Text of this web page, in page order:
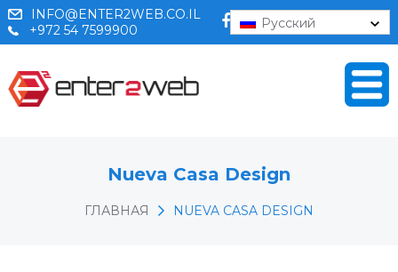
INFO@ENTER2WEB.CO.IL
+972 54 7599900
Русский
Nueva Casa Design
ГЛАВНАЯ NUEVA CASA DESIGN